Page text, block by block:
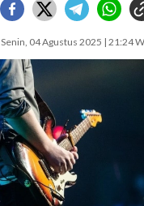
Senin, 04 Agustus 2025 | 21:24